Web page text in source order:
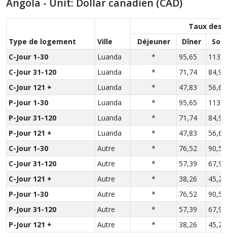
Type de logement Ville
Taux des
Déjeuner
Dîner
C-Jour 1-30
Luanda * 95,65
C-Jour 31-120
Luanda * 71,74
84,90
C-Jour 121 +
Luanda * 47,83
56,60
P-Jour 1-30
Luanda * 95,65
P-Jour 31-120
Luanda * 71,74
84,90
P-Jour 121 +
Luanda * 47,83
56,60
C-Jour 1-30
Autre * 76,52
90,56
C-Jour 31-120
Autre * 57,39
67,92
C-Jour 121 +
Autre * 38,26
45,28
P-Jour 1-30
Autre * 76,52
90,56
P-Jour 31-120
Autre * 57,39
67,92
P-Jour 121 +
Autre * 38,26 45,28